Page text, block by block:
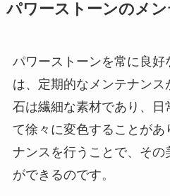
パワーストーンのメ
パワーストーンを常に良好
は、定期的なメンテナン
石は繊細な素材であり、日
て徐々に変色することが
ナンスを行うことで、その
ができるのです。